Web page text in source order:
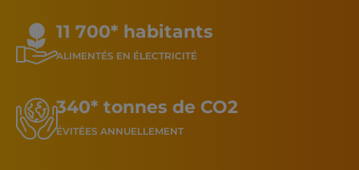
11 700* habitants
ALIMENTÉS EN ÉLECTRICITÉ
340* tonnes de CO2
ÉVITÉES ANNUELLEMENT